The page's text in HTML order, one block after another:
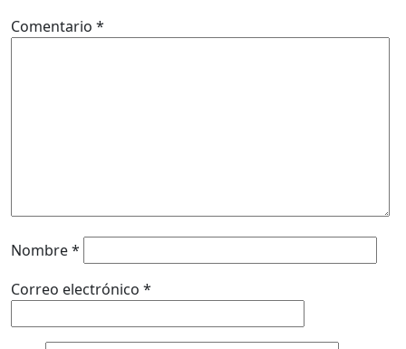
Comentario *
Nombre*
Correo electrónico *